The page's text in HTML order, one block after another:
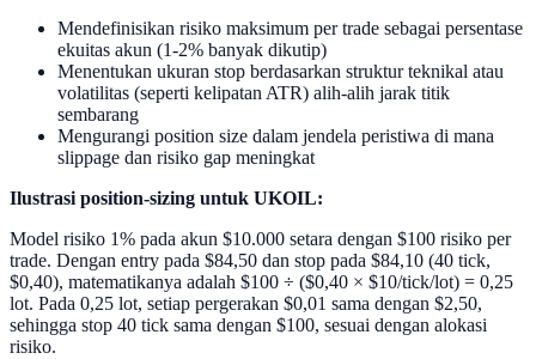
Mendefinisikan risiko maksimum per trade sebagai persentase
ekuitas akun (1-2% banyak dikutip)
Menentukan ukuran stop berdasarkan struktur teknikal atau
volatilitas (seperti kelipatan ATR) alih-alih jarak titik
sembarang
Mengurangi position size dalam jendela peristiwa di mana
slippage dan risiko gap meningkat
Ilustrasi position-sizing untuk UKOIL:
Model risiko 1% pada akun $10.000 setara dengan $100 risiko per
trade. Dengan entry pada $84,50 dan stop pada $84,10 (40 tick,
$0,40), matematikanya adalah $100 ÷ ($0,40 × $10/tick/lot) = 0,25
lot. Pada 0,25 lot, setiap pergerakan $0,01 sama dengan $2,50,
sehingga stop 40 tick sama dengan $100, sesuai dengan alokasi
risiko.